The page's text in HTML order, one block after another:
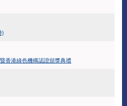
)
香港綠色機構認證頒獎典禮